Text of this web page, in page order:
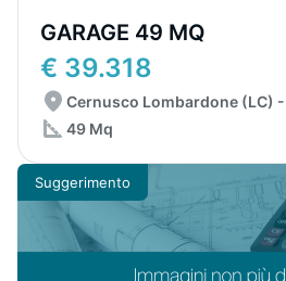
GARAGE 49 MQ
€ 39.318
Cernusco Lombardone (LC)
49 Mq
Suggerimento